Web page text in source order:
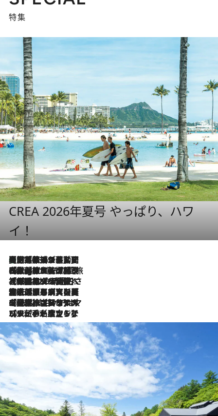
特集
CREA 2026年夏号 やっぱり、ハワ
イ！
2026.8.5
【厳選旅コスメ】国内をあちこち移動する河井菜摘が選んだ夏旅ベストコスメ発表！「リラックスアイテムはマスト」【Mサイズジップ】
2026.8.4
【厳選旅コスメ】「紫外線＆乾燥対策しながらメイク感も！」ヘア＆メイクGeorgeが選んだ夏旅ベストコスメを発表！【Mサイズジップ】
2026.8.3
【厳選旅コスメ】「保湿もタイパ重視！」“サウナ好き”タレント清水みさとが愛用する夏旅ベストコスメを発表！【Mサイズジップ】
2026.8.2
【厳選旅コスメ】美容家・瀬戸麻実の夏旅ベストコスメを発表！「ストレスなく使えるクレンジング＆洗顔は必須」【Mサイズジップ】
2026.8.1
【厳選旅コスメ】「UV＆美白ケアはマスト！」フリーアナウンサー宇賀なつみの夏旅ベストコスメを発表！【Mサイズジップ】
2026.7.23
【リピート確定！】ハワイの名店ランチプレートとサンドイッチ、手が止まらない人気ドーナツ